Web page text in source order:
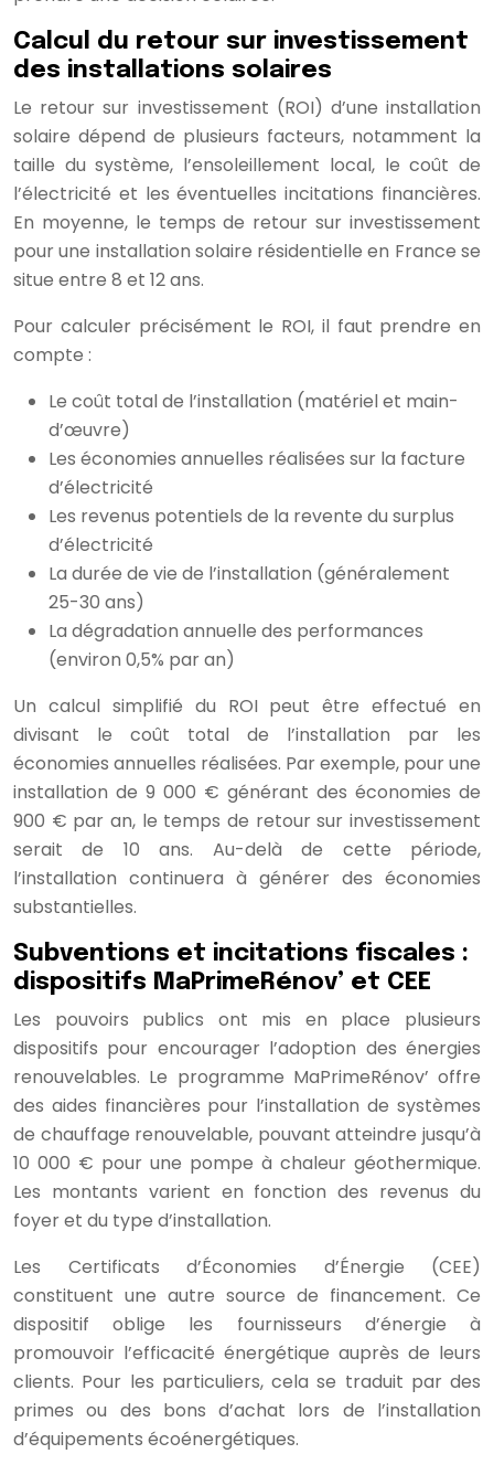
Calcul du retour sur investissement
des installations solaires
Le retour sur investissement (ROI) d’une installation
solaire dépend de plusieurs facteurs, notamment la
taille du système, l’ensoleillement local, le coût de
l’électricité et les éventuelles incitations financières.
En moyenne, le temps de retour sur investissement
pour une installation solaire résidentielle en France se
situe entre 8 et 12 ans.
Pour calculer précisément le ROI, il faut prendre en
compte :
Le coût total de l’installation (matériel et main-
d’œuvre)
Les économies annuelles réalisées sur la facture
d’électricité
Les revenus potentiels de la revente du surplus
d’électricité
La durée de vie de l’installation (généralement
25-30 ans)
La dégradation annuelle des performances
(environ 0,5% par an)
Un calcul simplifié du ROI peut être effectué en
divisant le coût total de l’installation par les
économies annuelles réalisées. Par exemple, pour une
installation de 9 000 € générant des économies de
900 € par an, le temps de retour sur investissement
serait de 10 ans. Au-delà de cette période,
l’installation continuera à générer des économies
substantielles.
Subventions et incitations fiscales :
dispositifs MaPrimeRénov’ et CEE
Les pouvoirs publics ont mis en place plusieurs
dispositifs pour encourager l’adoption des énergies
renouvelables. Le programme MaPrimeRénov’ offre
des aides financières pour l’installation de systèmes
de chauffage renouvelable, pouvant atteindre jusqu’à
10 000 € pour une pompe à chaleur géothermique.
Les montants varient en fonction des revenus du
foyer et du type d’installation.
Les Certificats d’Économies d’Énergie (CEE)
constituent une autre source de financement. Ce
dispositif oblige les fournisseurs d’énergie à
promouvoir l’efficacité énergétique auprès de leurs
clients. Pour les particuliers, cela se traduit par des
primes ou des bons d’achat lors de l’installation
d’équipements écoénergétiques.